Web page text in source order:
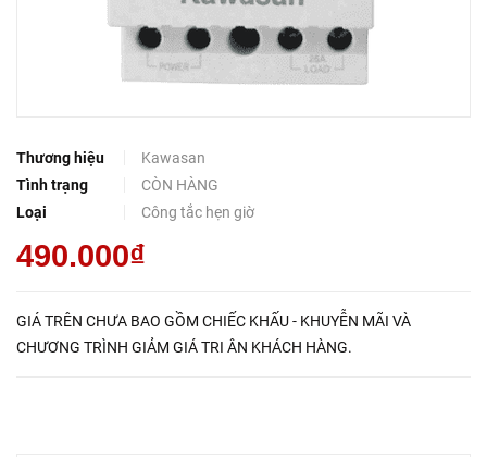
Thương hiệu
Kawasan
Tình trạng
CÒN HÀNG
Loại
Công tắc hẹn giờ
490.000₫
GIÁ TRÊN CHƯA BAO GỒM CHIẾC KHẤU - KHUYỄN MÃI VÀ
CHƯƠNG TRÌNH GIẢM GIÁ TRI ÂN KHÁCH HÀNG.